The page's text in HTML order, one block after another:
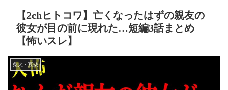
【2chヒトコワ】亡くなったはずの親友の
彼女が目の前に現れた…短編3話まとめ
【怖いスレ】
柴犬・豆柴